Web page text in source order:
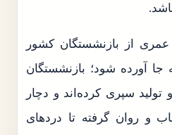
از بازنشستگان کشور
جا آورده شود؛ بازنشستگان
سپری کرده‌اند و دچار
و روان گرفته تا دردهای